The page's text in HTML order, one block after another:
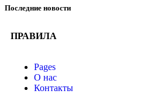
Последние новости
ПРАВИЛА
Pages
О нас
Контакты